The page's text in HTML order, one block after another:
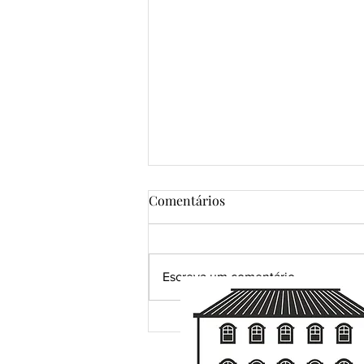
Uma pena. R$ 120.000,00 em
possibilidades.
Comentários
Escreva um comentário